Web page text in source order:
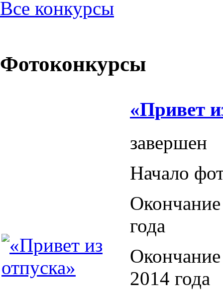
Все конкурсы
Фотоконкурсы
«Привет
завершен
Начало
года
2014 года